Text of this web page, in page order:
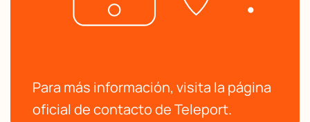
Para más información, visita la página
oficial de contacto de Teleport.